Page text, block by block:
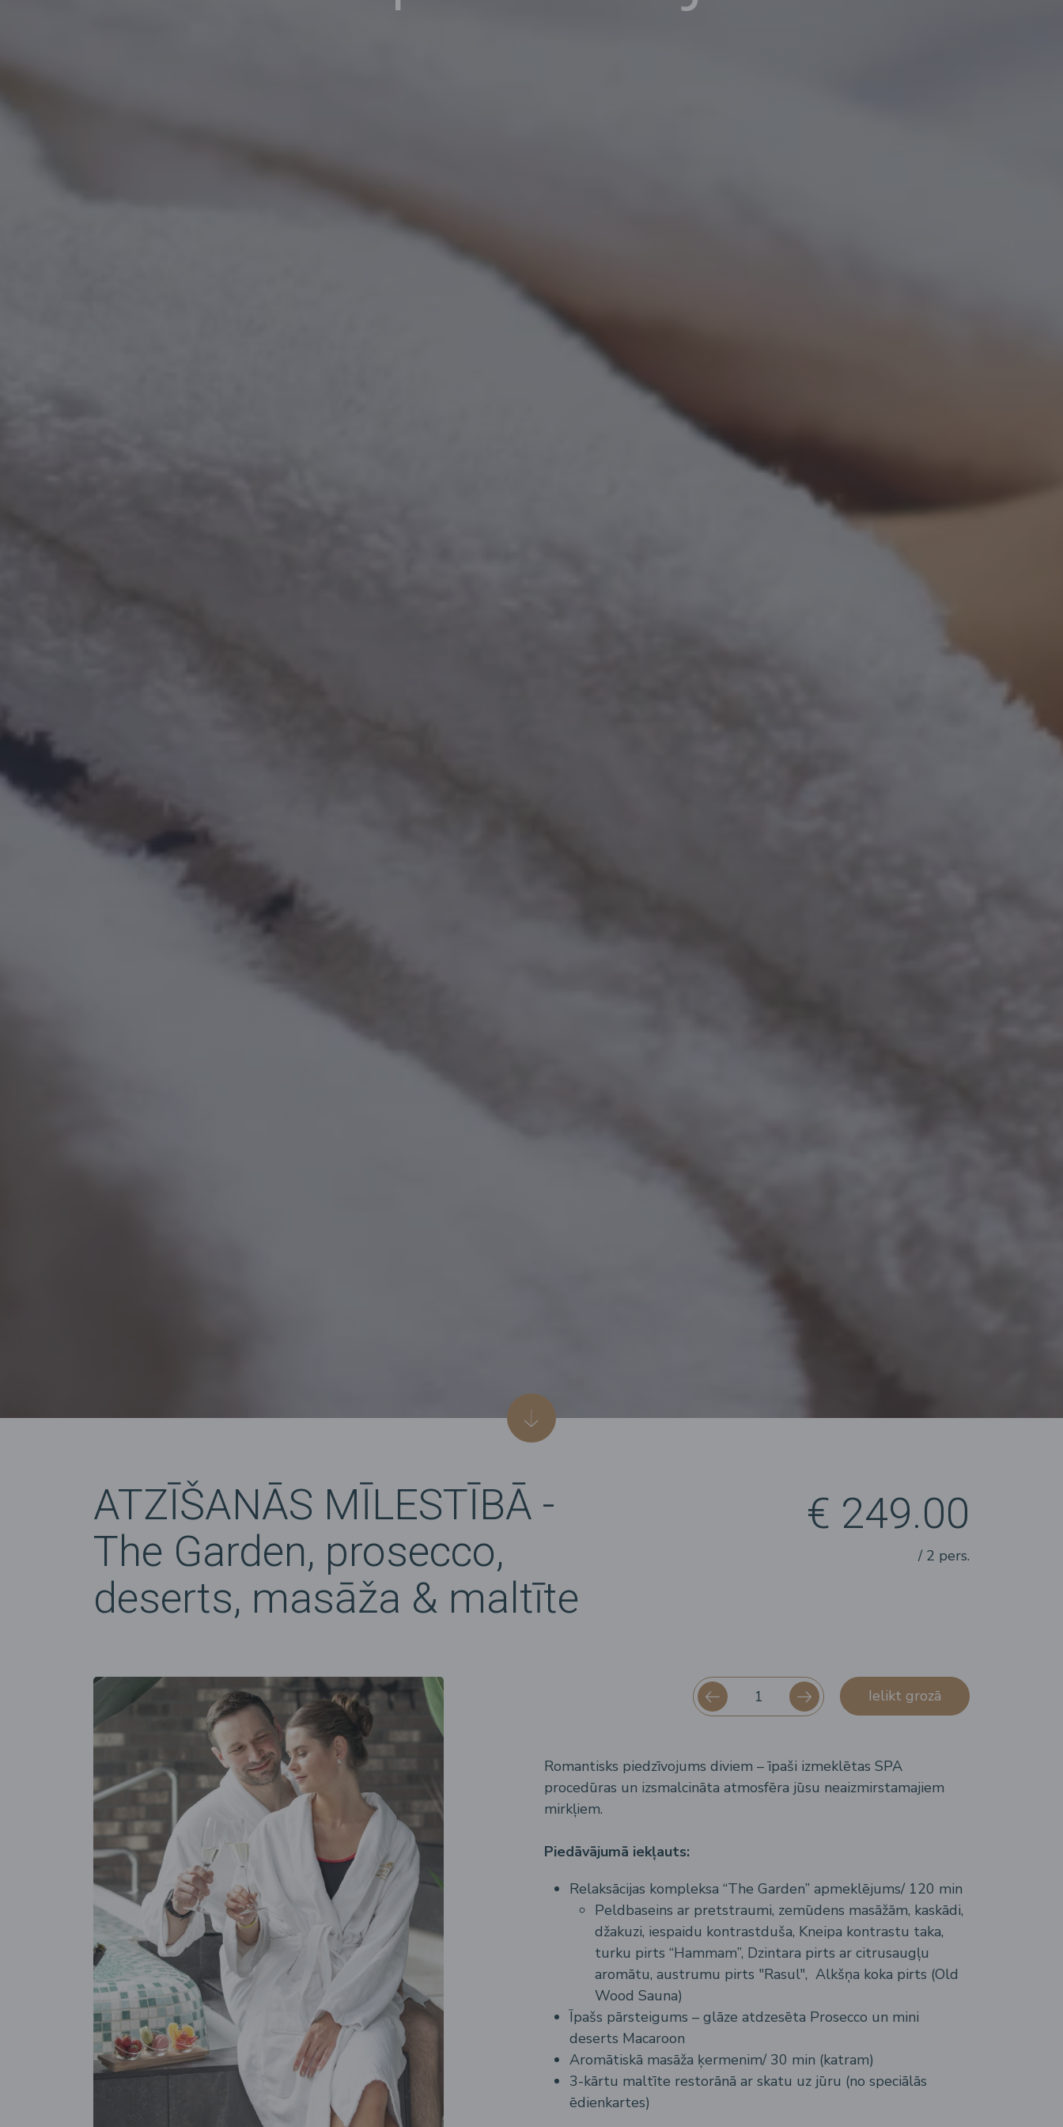
ATZĪŠANĀS MĪLESTĪBĀ -
The Garden, prosecco,
deserts, masāža & maltīte
€ 249.00
/ 2 pers.
Ielikt grozā
Romantisks piedzīvojums diviem – īpaši izmeklētas SPA
procedūras un izsmalcināta atmosfēra jūsu neaizmirstamajiem
mirkļiem.
Piedāvājumā iekļauts:
Relaksācijas kompleksa “The Garden” apmeklējums/ 120 min
Peldbaseins ar pretstraumi, zemūdens masāžām, kaskādi,
džakuzi, iespaidu kontrastduša, Kneipa kontrastu taka,
turku pirts “Hammam”, Dzintara pirts ar citrusaugļu
aromātu, austrumu pirts "Rasul", Alkšņa koka pirts (Old
Wood Sauna)
Īpašs pārsteigums – glāze atdzesēta Prosecco un mini
deserts Macaroon
Aromātiskā masāža ķermenim/ 30 min (katram)
3-kārtu maltīte restorānā ar skatu uz jūru (no speciālās
ēdienkartes)